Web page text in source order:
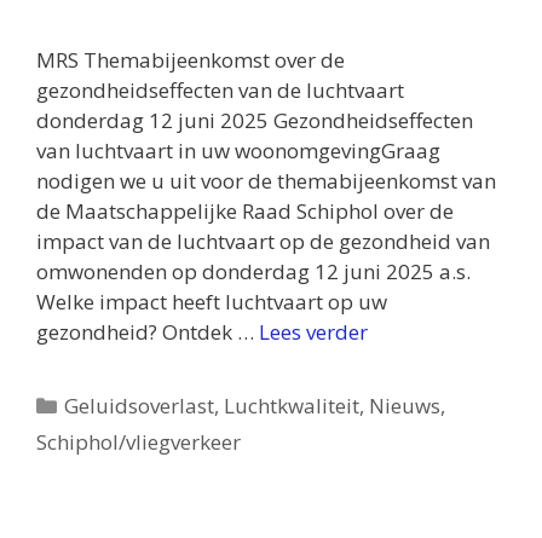
MRS Themabijeenkomst over de
gezondheidseffecten van de luchtvaart
donderdag 12 juni 2025 Gezondheidseffecten
van luchtvaart in uw woonomgevingGraag
nodigen we u uit voor de themabijeenkomst van
de Maatschappelijke Raad Schiphol over de
impact van de luchtvaart op de gezondheid van
omwonenden op donderdag 12 juni 2025 a.s.
Welke impact heeft luchtvaart op uw
gezondheid? Ontdek … Lees verder
Categorieën
Geluidsoverlast, Luchtkwaliteit, Nieuws,
Schiphol/vliegverkeer